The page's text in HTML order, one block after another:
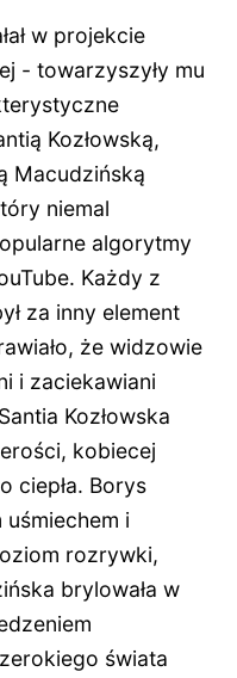
w projekcie
- towarzyszyły mu
Kozłowską,
Macudzińską
niemal
algorytmy
Każdy z
za inny element
że widzowie
i zaciekawiani
Kozłowska
kobiecej
ciepła. Borys
i
rozrywki,
brylowała w
świata